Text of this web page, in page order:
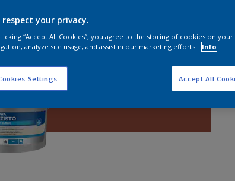
respect your privacy.
“Accept All Cookies”, you agree to the storing of cookies on
analyze site usage, and assist in our marketing efforts.
Info
Settings Accept All